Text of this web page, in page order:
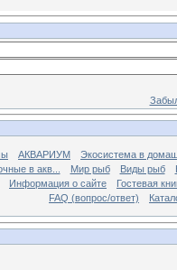
АКВАРИУМ
Экосистема в
в акв... Мир рыб Виды рыб
Информация о сайте
Гостевая
FAQ (вопрос/ответ)